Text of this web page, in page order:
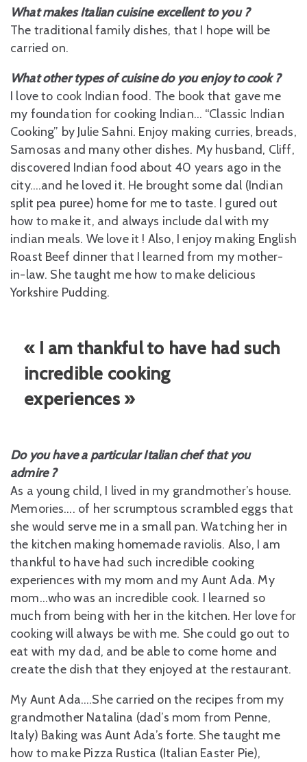
What makes Italian cuisine excellent to you ?
The traditional family dishes, that I hope will be
carried on.
What other types of cuisine do you enjoy to cook ?
I love to cook Indian food. The book that gave me
my foundation for cooking Indian… “Classic Indian
Cooking” by Julie Sahni. Enjoy making curries, breads,
Samosas and many other dishes. My husband, Cliff,
discovered Indian food about 40 years ago in the
city….and he loved it. He brought some dal (Indian
split pea puree) home for me to taste. I gured out
how to make it, and always include dal with my
indian meals. We love it ! Also, I enjoy making English
Roast Beef dinner that I learned from my mother-
in-law. She taught me how to make delicious
Yorkshire Pudding.
« I am thankful to have had such
incredible cooking
experiences »
Do you have a particular Italian chef that you
admire ?
As a young child, I lived in my grandmother’s house.
Memories…. of her scrumptous scrambled eggs that
she would serve me in a small pan. Watching her in
the kitchen making homemade raviolis. Also, I am
thankful to have had such incredible cooking
experiences with my mom and my Aunt Ada. My
mom…who was an incredible cook. I learned so
much from being with her in the kitchen. Her love for
cooking will always be with me. She could go out to
eat with my dad, and be able to come home and
create the dish that they enjoyed at the restaurant.
My Aunt Ada….She carried on the recipes from my
grandmother Natalina (dad’s mom from Penne,
Italy) Baking was Aunt Ada’s forte. She taught me
how to make Pizza Rustica (Italian Easter Pie),